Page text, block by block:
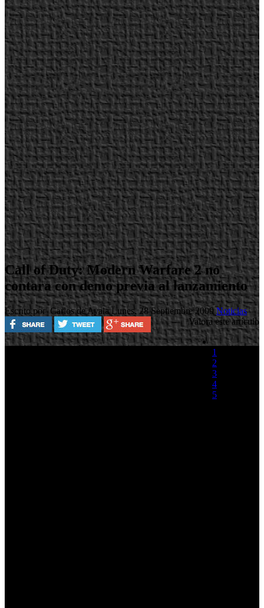
Call of Duty: Modern Warfare 2 no
contara con demo previa al lanzamiento
Escrito por Carlos de AyalaLunes, 28 Septiembre 2009Noticias
Valora este artículo
1
2
3
4
5
La rumoreada versión demo de la nueva entrega